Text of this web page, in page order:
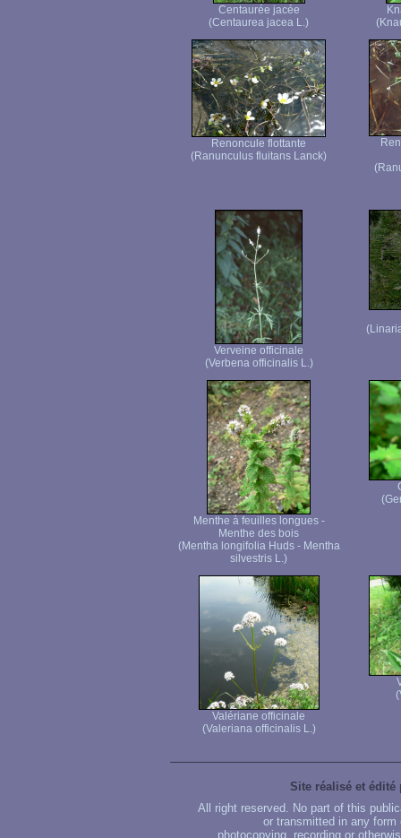
Centaurée jacée
(Centaurea jacea L.)
Renoncule flottante
(Ranunculus fluitans Lanck)
Verveine officinale
(Verbena officinalis L.)
Menthe à feuilles longues -
Menthe des bois
(Mentha longifolia Huds - Mentha
silvestris L.)
Valériane officinale
(Valeriana officinalis L.)
Site réalisé et édité
All right reserved. No part of this
or transmitted in any
photocopying, recording or